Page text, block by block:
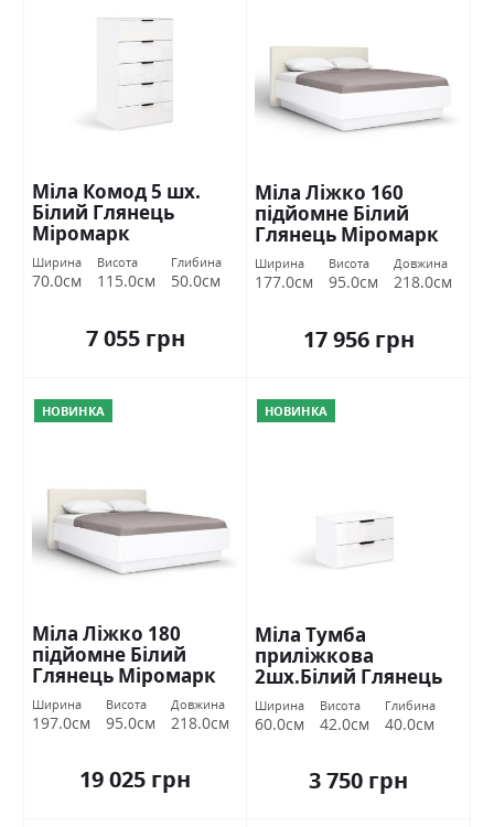
Міла Комод 5 шх.
Білий Глянець
Міромарк
Ширина
70.0см
Висота
115.0см
Глибина
50.0см
7 055 грн
Міла Ліжко 160
підйомне Білий
Глянець Міромарк
Ширина
177.0см
Висота
95.0см
Довжина
218.0см
17 956 грн
НОВИНКА
Міла Ліжко 180
підйомне Білий
Глянець Міромарк
Ширина
197.0см
Висота
95.0см
Довжина
218.0см
19 025 грн
НОВИНКА
Міла Тумба
приліжкова
2шх.Білий Глянець
Міромарк
Ширина
60.0см
Висота
42.0см
Глибина
40.0см
3 750 грн